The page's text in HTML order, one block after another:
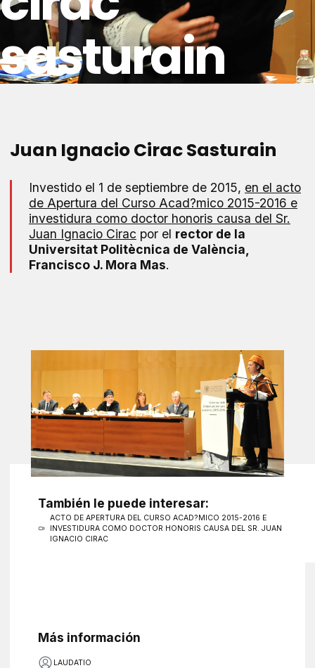
sasturain
Juan Ignacio Cirac Sasturain
Investido el 1 de septiembre de 2015, en el acto
de Apertura del Curso Acad?mico 2015-2016 e
investidura como doctor honoris causa del Sr.
Juan Ignacio Cirac por el rector de la
Universitat Politècnica de València,
Francisco J. Mora Mas.
También le puede interesar:
ACTO DE APERTURA DEL CURSO ACAD?MICO 2015-2016 E
INVESTIDURA COMO DOCTOR HONORIS CAUSA DEL SR. JUAN
IGNACIO CIRAC
Más información
LAUDATIO